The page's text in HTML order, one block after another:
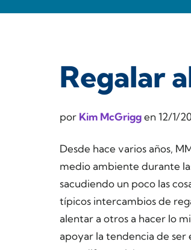
Regalar
por Kim McGriggen 12/1/
Desde hace varios años,
medio ambiente durante
sacudiendo un poco las
típicos intercambios de
alentar a otros a hacer lo
apoyar la tendencia de ser